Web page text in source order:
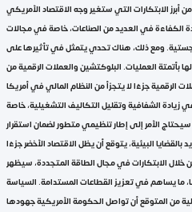
أبرز الابتكارات التي ستغير وجه الاقتصاد الأمريكي
الكفاءة في العديد من الصناعات، خاصة في مجالات
ومع ذلك، هناك تحدي يتمثل في تأثيرها على
بأتمتة العمليات. البلوكتشين والعملات الرقمية من
الرقمية جزءًا لا يتجزأ من النظام المالي في أمريكا
في زيادة الشفافية وتقليل التكاليف التشغيلية، خاصة
الأمر إلى إطار تنظيمي متطور لضمان استقرار
بالقضايا البيئية، يتوقع أن يظل الاقتصاد الأخضر جزءًا
خلال الابتكارات في مجال الطاقة المتجددة، سيظهر
ما يساهم في تعزيز القطاعات المستدامة. السياسة
من المتوقع أن تواصل الحكومة الأمريكية جهودها